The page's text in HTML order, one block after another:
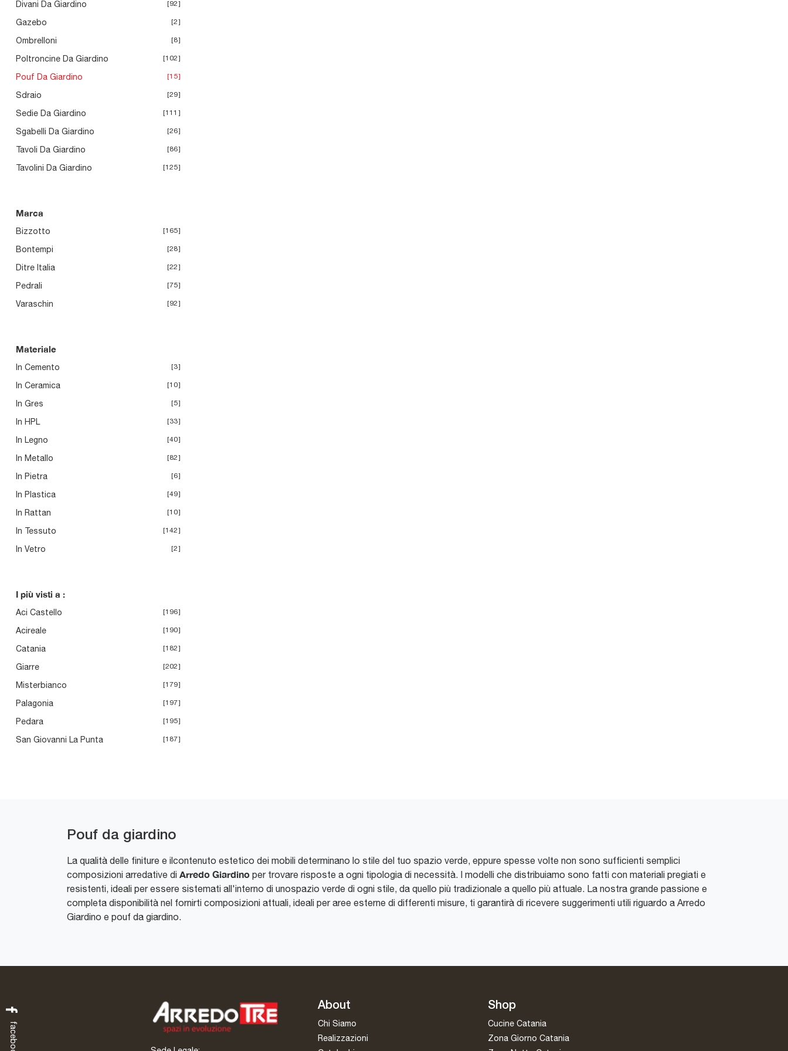
Divani Da Giardino 92
Gazebo 2
Ombrelloni 8
Poltroncine Da Giardino 102
Pouf Da Giardino 15
Sdraio 29
Sedie Da Giardino 111
Sgabelli Da Giardino 26
Tavoli Da Giardino 86
Tavolini Da Giardino 125
Marca
Bizzotto 165
Bontempi 28
Ditre Italia 22
Pedrali 75
Varaschin 92
Materiale
In Cemento 3
In Ceramica 10
In Gres 5
In HPL 33
In Legno 40
In Metallo 82
In Pietra 6
In Plastica 49
In Rattan 10
In Tessuto 142
In Vetro 2
I più visti a :
Aci Castello 196
Acireale 190
Catania 182
Giarre 202
Misterbianco 179
Palagonia 197
Pedara 195
San Giovanni La Punta 187
Pouf da giardino
La qualità delle finiture e ilcontenuto estetico dei mobili determinano lo stile del tuo spazio verde, eppure spesse volte non sono sufficienti semplici
composizioni arredative di Arredo Giardino per trovare risposte a ogni tipologia di necessità. I modelli che distribuiamo sono fatti con materiali pregiati e
resistenti, ideali per essere sistemati all'interno di unospazio verde di ogni stile, da quello più tradizionale a quello più attuale. La nostra grande passione e
completa disponibilità nel fornirti composizioni attuali, ideali per aree esterne di differenti misure, ti garantirà di ricevere suggerimenti utili riguardo a Arredo
Giardino e pouf da giardino.
About
Chi Siamo
Realizzazioni
Shop
Cucine Catania
Zona Giorno Catania
facebook